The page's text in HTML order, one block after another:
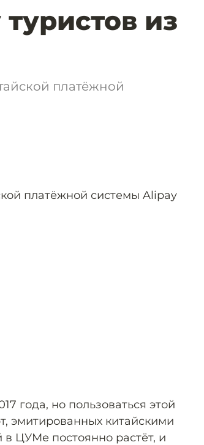
из
платёжной
платёжной системы Alipay
года, но пользоваться этой
эмитированных китайскими
в ЦУМе постоянно растёт, и